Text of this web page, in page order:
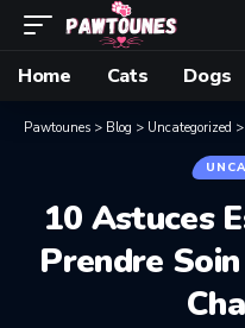
Home
Cats Dogs
Pawtounes > Blog > Uncategorized >
10 Astuces
Prendre